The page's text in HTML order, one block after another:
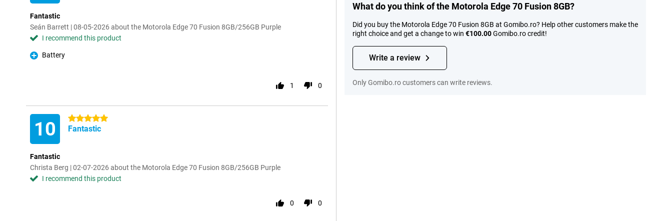
Fantastic
Seán Barrett | 08-05-2026 about the Motorola Edge 70 Fusion 8GB/256GB Purple
I recommend this product
Pro
Battery
1 0
10 5 stars
Fantastic
Fantastic
Christa Berg | 02-07-2026 about the Motorola Edge 70 Fusion 8GB/256GB Purple
I recommend this product
0 0
What do you think of the Motorola Edge 70 Fusion 8GB?
Did you buy the Motorola Edge 70 Fusion 8GB at Gomibo.ro? Help other customers make the
right choice and get a change to win €100.00Gomibo.ro credit!
Write a review
Only Gomibo.ro customers can write reviews.